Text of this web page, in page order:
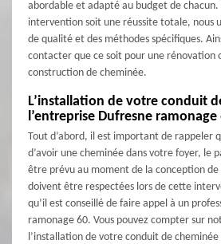
abordable et adapté au budget de
intervention soit une réussite totale, nous
de qualité et des méthodes spécifiques.
contacter que ce soit pour une rénovation
construction de cheminée.
L’installation de votre conduit
l’entreprise Dufresne ramonage
Tout d’abord, il est important de rappeler
d’avoir une cheminée dans votre foyer, le
être prévu au moment de la conception
doivent être respectées lors de cette
qu’il est conseillé de faire appel à un
ramonage 60. Vous pouvez compter sur
l’installation de votre conduit de cheminée